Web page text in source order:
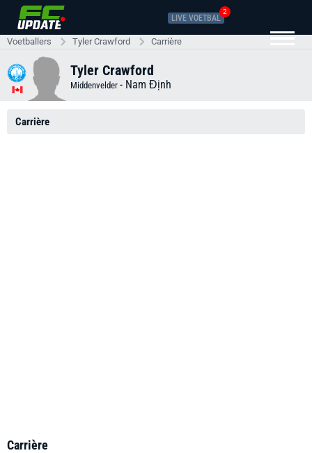
LIVE VOETBAL
2
Voetballers Tyler Crawford Carrière
Tyler Crawford
Middenvelder - Nam Định
Carrière
Carrière